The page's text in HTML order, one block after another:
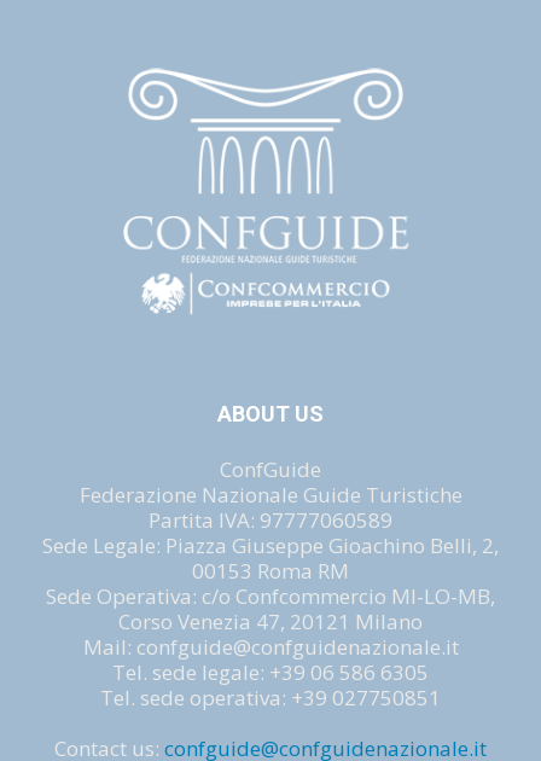
ABOUT US
ConfGuide
Federazione Nazionale Guide Turistiche
Partita IVA: 97777060589
Sede Legale: Piazza Giuseppe Gioachino Belli, 2,
00153 Roma RM
Sede Operativa: c/o Confcommercio MI-LO-MB,
Corso Venezia 47, 20121 Milano
Mail: confguide@confguidenazionale.it
Tel. sede legale: +39 06 586 6305
Tel. sede operativa: +39 027750851
Contact us: confguide@confguidenazionale.it